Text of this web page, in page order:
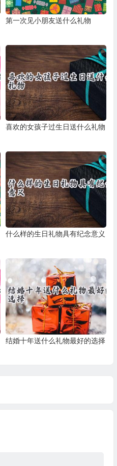
第一次见小朋友送什么礼物
喜欢的女孩子过生日送什么礼物
什么样的生日礼物具有纪念意义
结婚十年送什么礼物最好的选择